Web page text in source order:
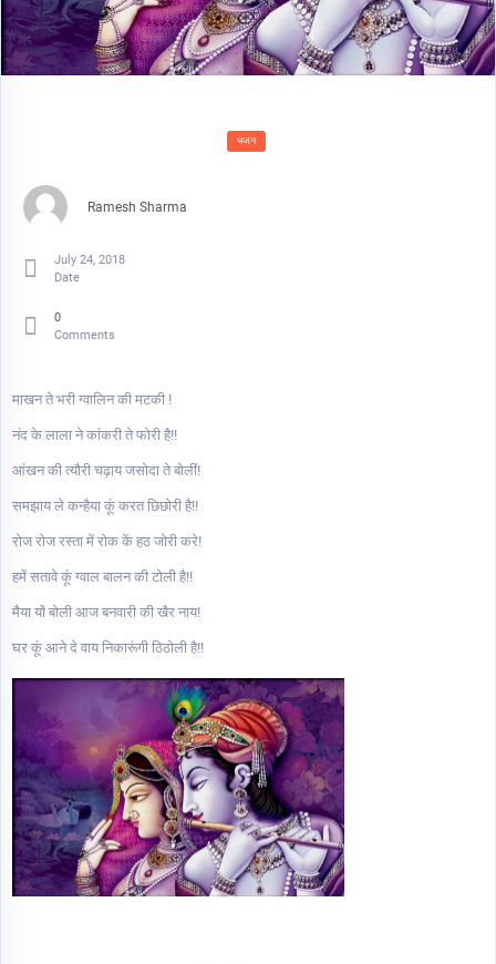
भजन
Ramesh Sharma
July 24, 2018
Date
0
Comments
माखन ते भरी ग्वालिन की मटकी !
नंद के लाला ने कांकरी ते फोरी है!!
आंखन की त्यौरी चढ़ाय जसोदा ते बोलीं!
समझाय ले कन्हैया कूं करत छिछोरी है!!
रोज रोज रस्ता में रोक कें हठ जोरी करे!
हमें सतावे कूं ग्वाल बालन की टोली है!!
मैया यों बोली आज बनवारी की खैर नाय!
घर कूं आने दे वाय निकारूंगी ठिठोली है!!